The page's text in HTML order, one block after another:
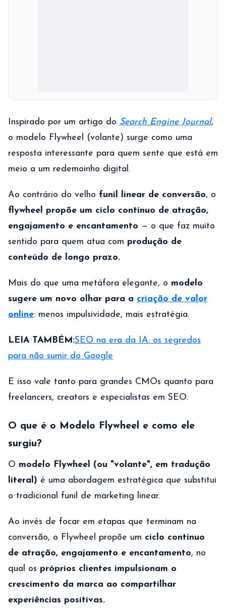
Inspirado por um artigo do Search Engine Journal,
o modelo Flywheel (volante) surge como uma
resposta interessante para quem sente que está em
meio a um redemoinho digital.
Ao contrário do velho funil linear de conversão, o
flywheel propõe um ciclo contínuo de atração,
engajamento e encantamento — o que faz muito
sentido para quem atua com produção de
conteúdo de longo prazo.
Mais do que uma metáfora elegante, o modelo
sugere um novo olhar para a criação de valor
online: menos impulsividade, mais estratégia.
LEIA TAMBÉM:SEO na era da IA: os segredos
para não sumir do Google
E isso vale tanto para grandes CMOs quanto para
freelancers, creators e especialistas em SEO.
O que é o Modelo Flywheel e como ele
surgiu?
O modelo Flywheel (ou "volante", em tradução
literal) é uma abordagem estratégica que substitui
o tradicional funil de marketing linear.
Ao invés de focar em etapas que terminam na
conversão, o Flywheel propõe um ciclo contínuo
de atração, engajamento e encantamento, no
qual os próprios clientes impulsionam o
crescimento da marca ao compartilhar
experiências positivas.